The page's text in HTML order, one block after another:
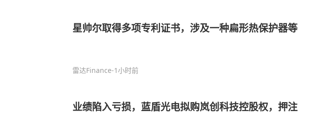
星帅尔取得多项专利证书，涉及一种扁形热保护器等
雷达Finance-1小时前
业绩陷入亏损，蓝盾光电拟购岚创科技控股权，押注